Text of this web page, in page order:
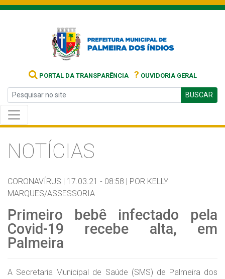
PORTAL DA TRANSPARÊNCIA ? OUVIDORIA GERAL
BUSCAR
NOTÍCIAS
CORONAVÍRUS | 17.03.21 - 08:58 | POR KELLY
MARQUES/ASSESSORIA
Primeiro bebê infectado pela
Covid-19 recebe alta, em
Palmeira
A Secretaria Municipal de Saúde (SMS) de Palmeira dos